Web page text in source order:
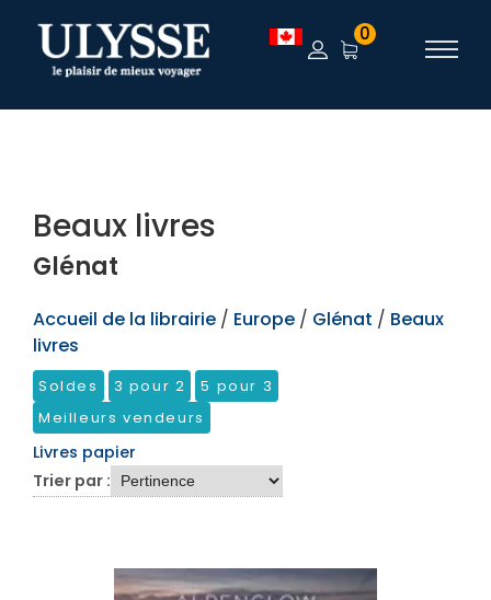
TEST 0
Beaux livres
Glénat
Accueil de la librairie / Europe / Glénat / Beaux
livres
Soldes 3 pour 2
5 pour 3
Meilleurs vendeurs
Livres papier
Trier par :